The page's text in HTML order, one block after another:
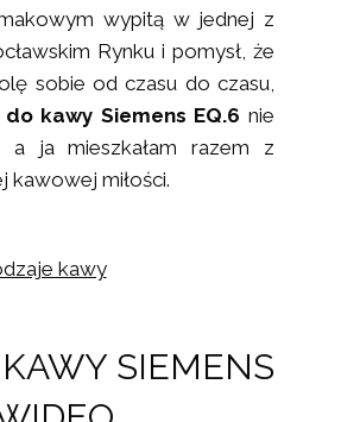
wypitą w jednej z
Rynku i pomysł, że
sobie od czasu do czasu,
kawy Siemens EQ.6 nie
a ja mieszkałam razem z
kawowej miłości.
kawy
SIEMENS